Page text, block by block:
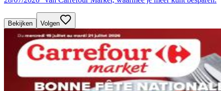
Bekijken Volgen